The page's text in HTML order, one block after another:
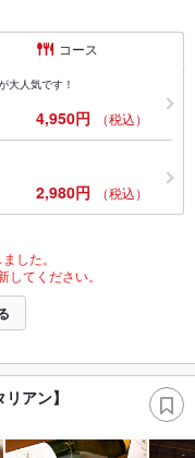
コース
大人気です！
4,950円 （税込）
2,980円 （税込）
した。
てください。
アン】